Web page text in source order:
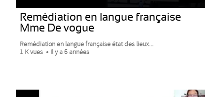
Remédiation en langue française
Mme De vogue
Remédiation en langue française état des lieux...
1 K vues
Il y a 6 années